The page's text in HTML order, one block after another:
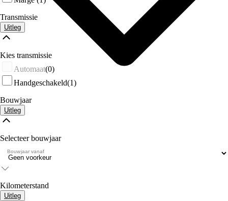
Transmissie
Uitleg
Kies transmissie
Automaat(0)
Handgeschakeld(1)
Bouwjaar
Uitleg
Selecteer bouwjaar
Bouwjaar vanaf
Kilometerstand
Uitleg